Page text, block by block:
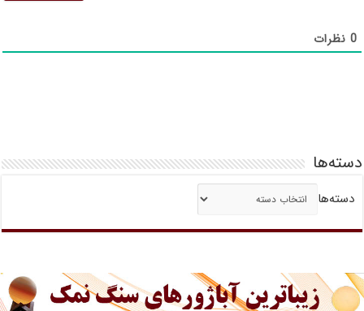
0 نظرات
دسته‌ها
دسته‌ها